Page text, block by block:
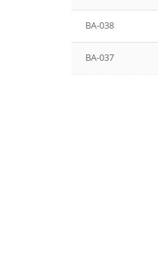
BA-038
BA-037